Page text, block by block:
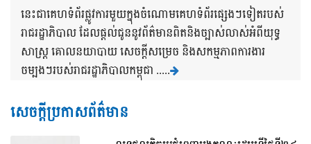
នេះជាគេហទំព័រផ្លូវការមួយក្នុងចំណោមគេហទំព័រផ្សេងៗទៀតរបស់
រាជរដ្ឋាភិបាល ដែលផ្តល់ជូននូវព័ត៌មានពិតនិងច្បាស់លាស់អំពីយុទ្ធ
សាស្រ្ត គោលនយាបាយ សេចក្តីសម្រេច និងសកម្មភាពការងារ
ចម្បងៗរបស់រាជរដ្ឋាភិបាលកម្ពុជា .....
សេចក្តីប្រកាសព័ត៌មាន